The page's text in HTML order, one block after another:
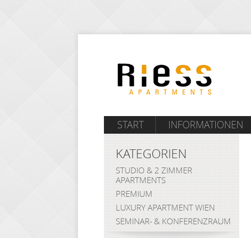
START INFORMATIONEN
KATEGORIEN
STUDIO & 2 ZIMMER
APARTMENTS
PREMIUM
LUXURY APARTMENT WIEN
SEMINAR- & KONFERENZRAUM